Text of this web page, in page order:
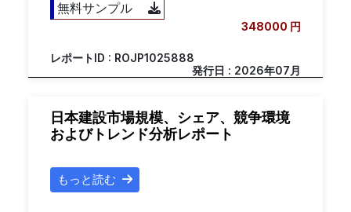
無料サンプル
348000 円
レポートID : ROJP1025888
発行日 : 2026年07月
日本建設市場規模、シェア、競争環境
およびトレンド分析レポート
もっと読む